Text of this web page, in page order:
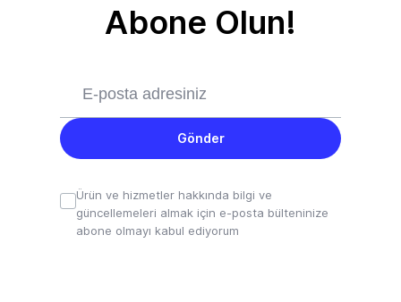
Abone Olun!
Gönder
Ürün ve hizmetler hakkında bilgi ve
güncellemeleri almak için e-posta bülteninize
abone olmayı kabul ediyorum